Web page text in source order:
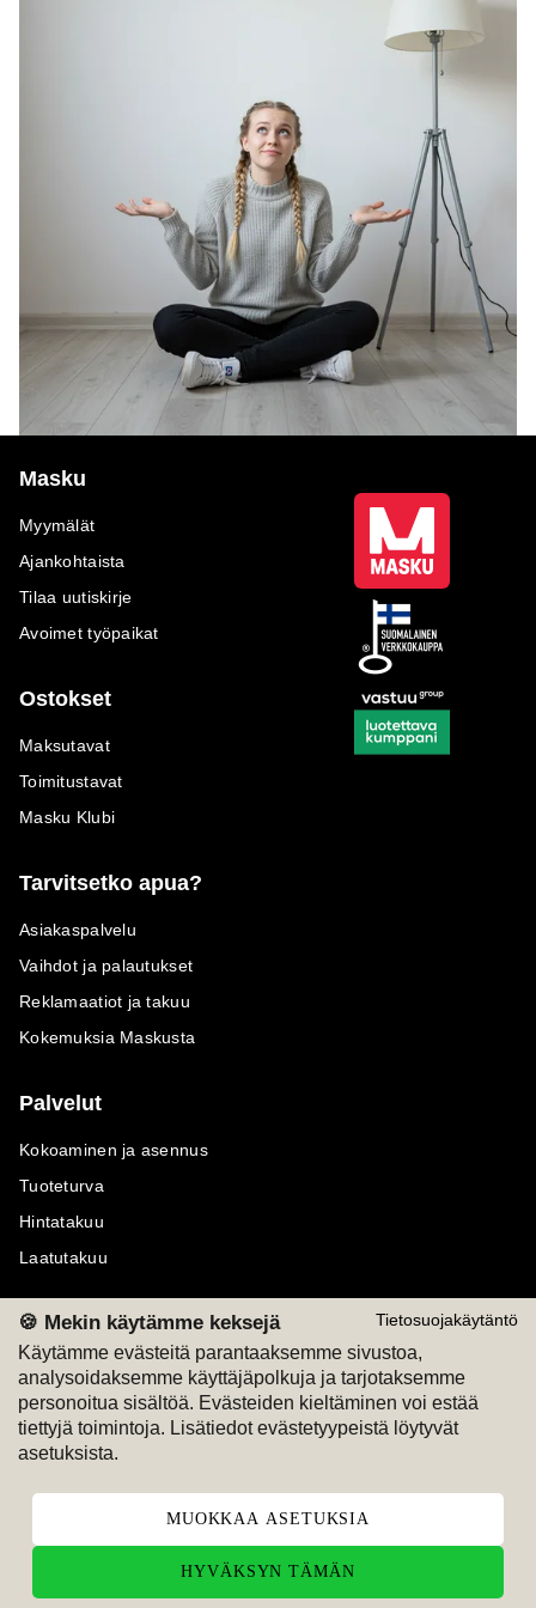
Tietosuojakäytäntö
🍪 Mekin käytämme keksejä
Käytämme evästeitä parantaaksemme sivustoa,
analysoidaksemme käyttäjäpolkuja ja tarjotaksemme
personoitua sisältöä. Evästeiden kieltäminen voi estää
tiettyjä toimintoja. Lisätiedot evästetyypeistä löytyvät
asetuksista.
MUOKKAA ASETUKSIA
HYVÄKSYN TÄMÄN
Masku
Myymälät
Ajankohtaista
Tilaa uutiskirje
Avoimet työpaikat
Ostokset
Maksutavat
Toimitustavat
Masku Klubi
Tarvitsetko apua?
Asiakaspalvelu
Vaihdot ja palautukset
Reklamaatiot ja takuu
Kokemuksia Maskusta
Palvelut
Kokoaminen ja asennus
Tuoteturva
Hintatakuu
Laatutakuu
Maksutavat
M
Seuraa meitä